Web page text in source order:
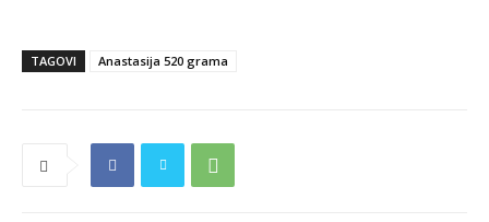
TAGOVI Anastasija 520 grama